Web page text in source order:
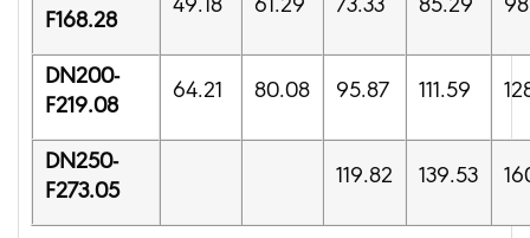
F168.28
49.18 61.29 73.33 85.29
DN200-
F219.08
64.21 80.08 95.87 111.59
DN250-
F273.05
119.82 139.53